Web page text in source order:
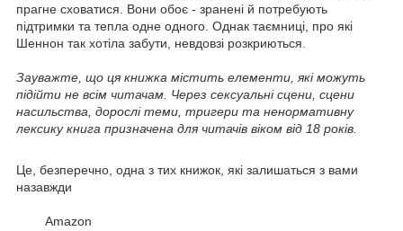
прагне сховатися. Вони обоє - зранені й потребують
підтримки та тепла одне одного. Однак таємниці, про які
Шеннон так хотіла забути, невдовзі розкриються.
Зауважте, що ця книжка містить елементи, які можуть
підійти не всім читачам. Через сексуальні сцени, сцени
насильства, дорослі теми, тригери та ненормативну
лексику книга призначена для читачів віком від 18 років.
Це, безперечно, одна з тих книжок, які залишаться з вами
назавжди
Amazon